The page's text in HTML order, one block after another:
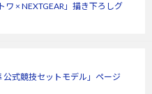
ワ × NEXTGEAR」描き下ろしグ
公式競技セットモデル」ページ